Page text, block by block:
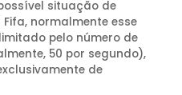
situação de
normalmente esse
pelo número de
50 por segundo),
de